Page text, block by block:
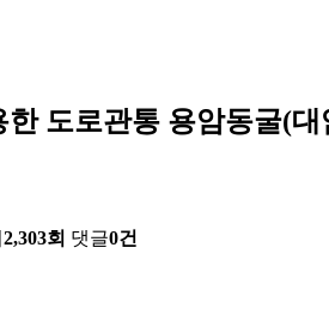
도로관통 용암동굴(
2,303회 댓글0건